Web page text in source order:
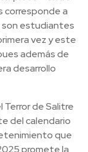
corresponde a
son estudiantes
vez y este
además de
desarrollo
Terror de Salitre
del calendario
que
promete la